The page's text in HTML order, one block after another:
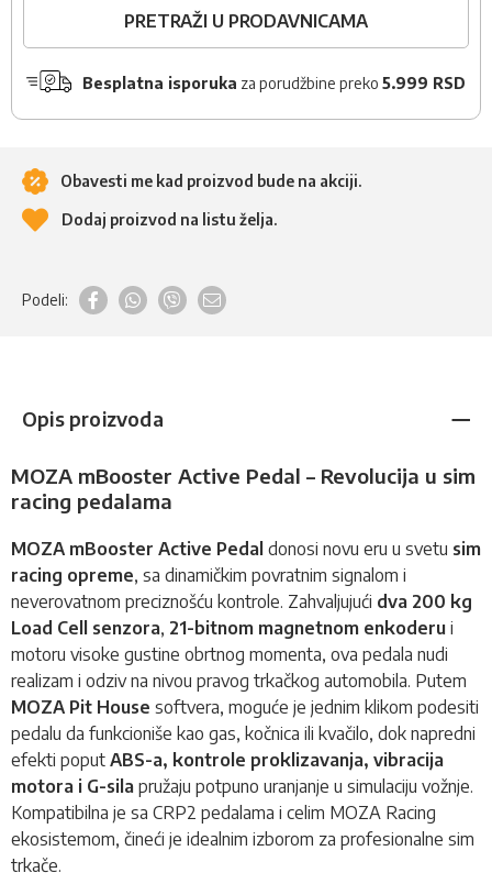
PRETRAŽI U PRODAVNICAMA
Besplatna isporuka za porudžbine preko 5.999 RSD
Obavesti me kad proizvod bude na akciji.
Dodaj proizvod na listu želja.
Podeli:
Opis proizvoda
MOZA mBooster Active Pedal – Revolucija u sim
racing pedalama
MOZA mBooster Active Pedal donosi novu eru u svetu sim
racing opreme, sa dinamičkim povratnim signalom i
neverovatnom preciznošću kontrole. Zahvaljujući dva 200 kg
Load Cell senzora, 21-bitnom magnetnom enkoderu i
motoru visoke gustine obrtnog momenta, ova pedala nudi
realizam i odziv na nivou pravog trkačkog automobila. Putem
MOZA Pit House softvera, moguće je jednim klikom podesiti
pedalu da funkcioniše kao gas, kočnica ili kvačilo, dok napredni
efekti poput ABS-a, kontrole proklizavanja, vibracija
motora i G-sila pružaju potpuno uranjanje u simulaciju vožnje.
Kompatibilna je sa CRP2 pedalama i celim MOZA Racing
ekosistemom, čineći je idealnim izborom za profesionalne sim
trkače.